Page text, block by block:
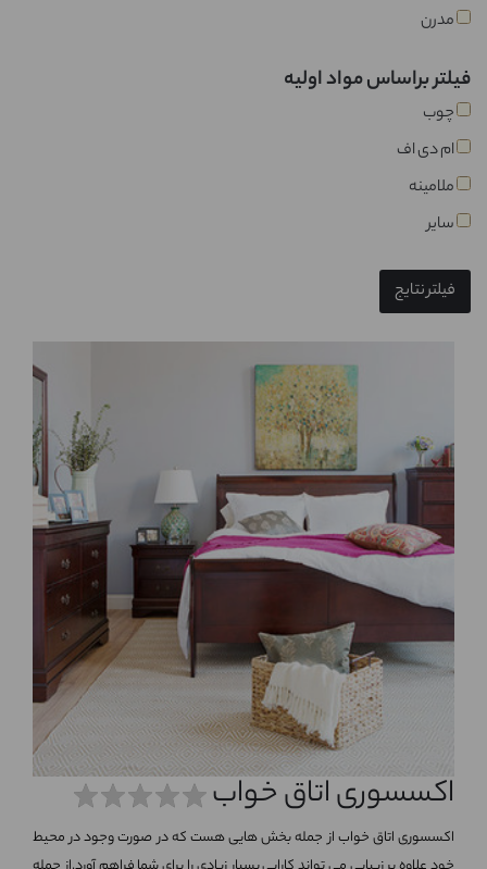
مدرن
فیلتر براساس مواد اولیه
چوب
ام دی اف
ملامینه
سایر
فیلتر نتایج
اکسسوری اتاق خواب
اکسسوری اتاق خواب از جمله بخش هایی هست که در صورت وجود در محیط